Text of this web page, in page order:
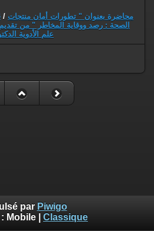
/ محاضرة بعنوان " تطورات أمان منتجات
الصحة : رصد ووقاية المخاطر " من
علم الأدوية
par Piwigo
Mobile Classique